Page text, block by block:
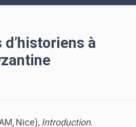
à
Nice), Introduction.